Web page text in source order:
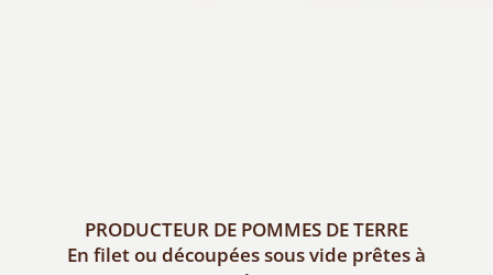
PRODUCTEUR DE POMMES DE TERRE
En filet ou découpées sous vide prêtes à